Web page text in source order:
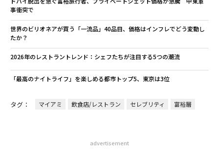
事衝突で
世界のビリオネアが買う「一流品」40品目、価格はインフレでどう変動し
たか？
2026年のレストラントレンド：シェフたちが注目する5つの潮流
「最高のナイトライフ」を楽しめる都市トップ5、東京は3位
タグ： マイアミ 飲食店/レストラン セレブリティ 富裕層
advertisement